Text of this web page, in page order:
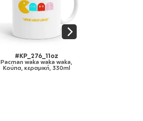
#KP_276_11ozcBLACK
Pacman waka waka waka,
Κούπα χρωματιστή μαύρη,
κεραμική, 330ml